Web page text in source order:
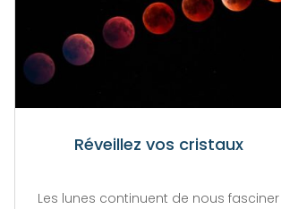
Réveillez vos cristaux
Les lunes continuent de nous fasciner